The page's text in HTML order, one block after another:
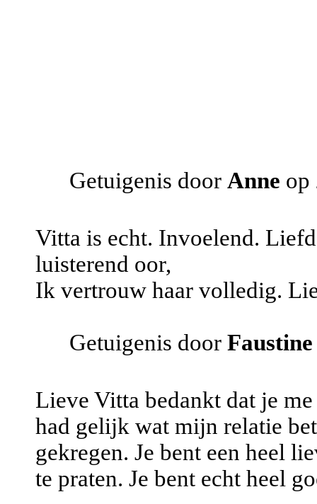
Getuigenis door Anne op
Vitta is echt. Invoelend.
luisterend oor,
Ik vertrouw haar volledig.
Getuigenis door Faustine
Lieve Vitta bedankt dat je
had gelijk wat mijn relatie
gekregen. Je bent een heel
te praten. Je bent echt heel